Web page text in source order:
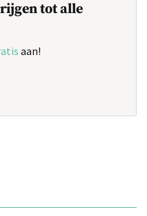
tot alle
aan!